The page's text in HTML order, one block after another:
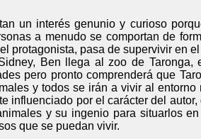
un interés genunio y curioso
a menudo se comportan de
protagonista, pasa de supervivir en
Ben llega al zoo de Taronga,
pero pronto comprenderá que
y todos se irán a vivir al
influenciado por el carácter del
y su ingenio para situarlos
que se puedan vivir.